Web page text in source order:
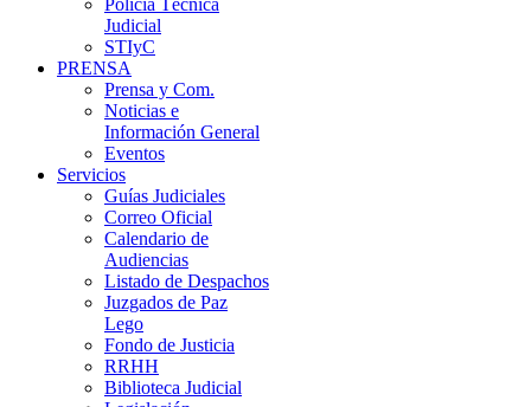
Policía Técnica
Judicial
STIyC
PRENSA
Prensa y Com.
Noticias e
Información General
Eventos
Servicios
Guías Judiciales
Correo Oficial
Calendario de
Audiencias
Listado de Despachos
Juzgados de Paz
Lego
Fondo de Justicia
RRHH
Biblioteca Judicial